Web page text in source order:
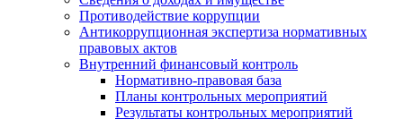
Противодействие коррупции
Антикоррупционная экспертиза нормативных
правовых актов
Внутренний финансовый контроль
Нормативно-правовая база
Планы контрольных мероприятий
Результаты контрольных мероприятий